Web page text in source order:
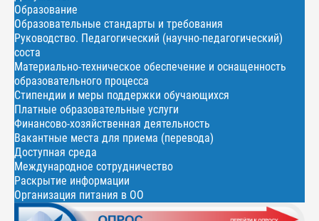
Образование
Образовательные стандарты и требования
Руководство. Педагогический (научно-педагогический)
соста
Материально-техническое обеспечение и оснащенность
образовательного процесса
Стипендии и меры поддержки обучающихся
Платные образовательные услуги
Финансово-хозяйственная деятельность
Вакантные места для приема (перевода)
Доступная среда
Международное сотрудничество
Раскрытие информации
Организация питания в ОО